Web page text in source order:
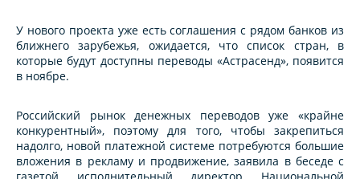
У нового проекта уже есть соглашения с рядом банков из
ближнего зарубежья, ожидается, что список стран, в
которые будут доступны переводы «Астрасенд», появится
в ноябре.
Российский рынок денежных переводов уже «крайне
конкурентный», поэтому для того, чтобы закрепиться
надолго, новой платежной системе потребуются большие
вложения в рекламу и продвижение, заявила в беседе с